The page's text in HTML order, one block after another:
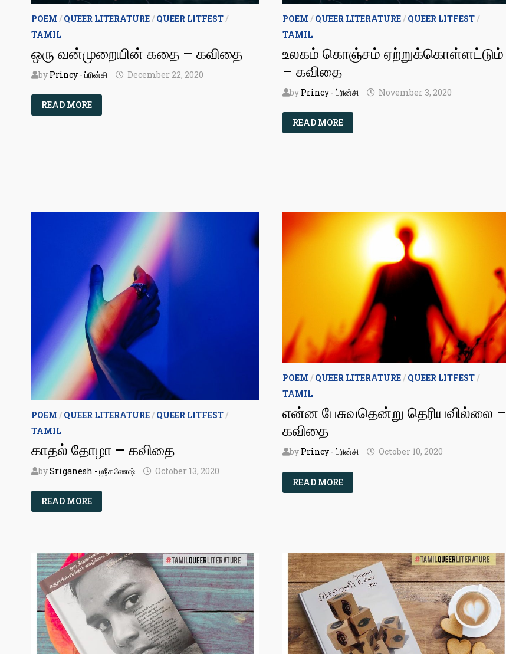
POEM /QUEER LITERATURE /QUEER LITFEST /
TAMIL
ஒரு வன்முறையின் கதை – கவிதை
by Princy - ப்ரின்சி December 22, 2020
ஒரு
வன்முறையின்
கதை
READ MORE
POEM /QUEER LITERATURE /QUEER LITFEST /
TAMIL
உலகம் கொஞ்சம் ஏற்றுக்கொள்ளட்டும்
– கவிதை
by Princy - ப்ரின்சி November 3, 2020
உலகம்
கொஞ்சம்
ஏற்றுக்கொள்ளட்டும்
READ MORE
POEM /QUEER LITERATURE/QUEER LITFEST/
TAMIL
காதல் தோழா – கவிதை
bySriganesh - ஶ்ரீகணேஷ் October 13, 2020
காதல்
தோழா
–
READ MORE
POEM /QUEER LITERATURE/QUEER LITFEST/
TAMIL
என்ன பேசுவதென்று தெரியவில்லை –
கவிதை
by Princy - ப்ரின்சி October 10, 2020
என்ன
பேசுவதென்று
தெரியவில்லை
READ MORE